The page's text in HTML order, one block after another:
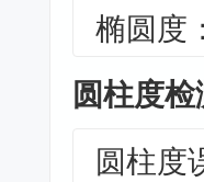
椭圆度
圆柱度检
圆柱度